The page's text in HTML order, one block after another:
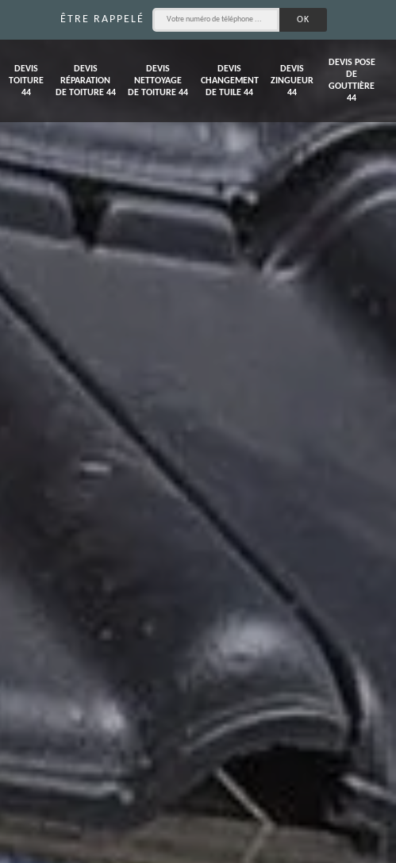
ÊTRE RAPPELÉ
DEVIS
TOITURE
44
DEVIS
RÉPARATION
DE TOITURE 44
DEVIS
NETTOYAGE
DE TOITURE 44
DEVIS
CHANGEMENT
DE TUILE 44
DEVIS
ZINGUEUR
44
DEVIS POSE
DE
GOUTTIÈRE
44